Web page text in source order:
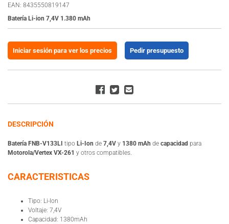
EAN: 8435550819147
Batería Li-ion 7,4V 1.380 mAh
Iniciar sesión para ver los precios Pedir presupuesto
DESCRIPCIÓN
Batería FNB-V133LI tipo Li-Ion de 7,4V y 1380 mAh de capacidad para
Motorola/Vertex VX-261 y otros compatibles.
CARACTERISTICAS
Tipo: Li-Ion
Voltaje: 7,4V
Capacidad: 1380mAh